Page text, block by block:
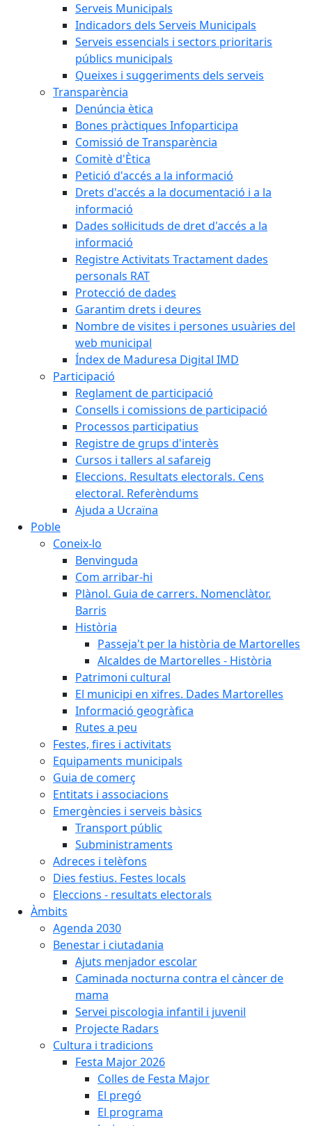
Serveis Municipals
Indicadors dels Serveis Municipals
Serveis essencials i sectors prioritaris
públics municipals
Queixes i suggeriments dels serveis
Transparència
Denúncia ètica
Bones pràctiques Infoparticipa
Comissió de Transparència
Comitè d'Ètica
Petició d'accés a la informació
Drets d'accés a la documentació i a la
informació
Dades sol·licituds de dret d'accés a la
informació
Registre Activitats Tractament dades
personals RAT
Protecció de dades
Garantim drets i deures
Nombre de visites i persones usuàries del
web municipal
Índex de Maduresa Digital IMD
Participació
Reglament de participació
Consells i comissions de participació
Processos participatius
Registre de grups d'interès
Cursos i tallers al safareig
Eleccions. Resultats electorals. Cens
electoral. Referèndums
Ajuda a Ucraïna
Poble
Coneix-lo
Benvinguda
Com arribar-hi
Plànol. Guia de carrers. Nomenclàtor.
Barris
Història
Passeja't per la història de Martorelles
Alcaldes de Martorelles - Història
Patrimoni cultural
El municipi en xifres. Dades Martorelles
Informació geogràfica
Rutes a peu
Festes, fires i activitats
Equipaments municipals
Guia de comerç
Entitats i associacions
Emergències i serveis bàsics
Transport públic
Subministraments
Adreces i telèfons
Dies festius. Festes locals
Eleccions - resultats electorals
Àmbits
Agenda 2030
Benestar i ciutadania
Ajuts menjador escolar
Caminada nocturna contra el càncer de
mama
Servei piscologia infantil i juvenil
Projecte Radars
Cultura i tradicions
Festa Major 2026
Colles de Festa Major
El pregó
El programa